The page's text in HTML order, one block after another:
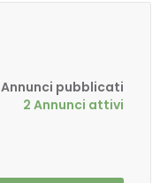
Annunci pubblicati
2 Annunci attivi